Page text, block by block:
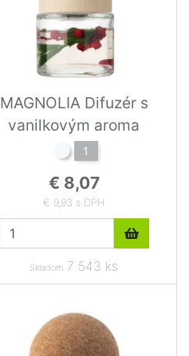
MAGNOLIA Difuzér s
vanilkovým aroma
1
€ 8,07
€ 9,93 s DPH
Skladom 7 543 ks